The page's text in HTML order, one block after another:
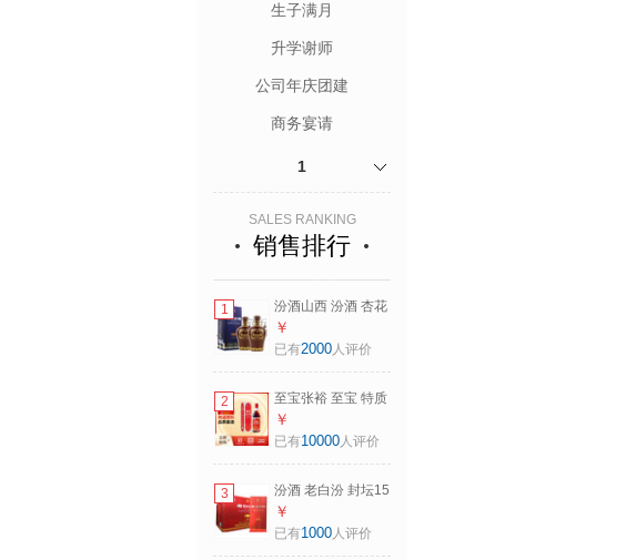
生子满月
升学谢师
公司年庆团建
商务宴请
1
SALES RANKING
销售排行
1
汾酒山西 汾酒 杏花
村 老白汾 封坛15
53度 475mL 2瓶
￥
已有2000人评价
2
至宝张裕 至宝 特质
三鞭至宝酒 35度
500mL 1瓶
￥
已有10000人评价
3
汾酒 老白汾 封坛15
清香型 白酒 42度
475mL 6瓶
￥
已有1000人评价